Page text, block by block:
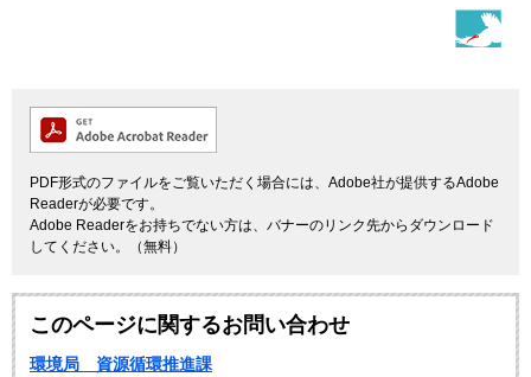
PDF形式のファイルをご覧いただく場合には、Adobe社が提供するAdobe
Readerが必要です。
Adobe Readerをお持ちでない方は、バナーのリンク先からダウンロード
してください。（無料）
このページに関するお問い合わせ
環境局 資源循環推進課